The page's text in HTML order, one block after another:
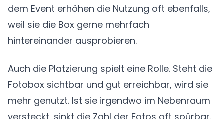
dem Event erhöhen die Nutzung oft ebenfalls,
weil sie die Box gerne mehrfach
hintereinander ausprobieren.
Auch die Platzierung spielt eine Rolle. Steht die
Fotobox sichtbar und gut erreichbar, wird sie
mehr genutzt. Ist sie irgendwo im Nebenraum
versteckt, sinkt die Zahl der Fotos oft spürbar.